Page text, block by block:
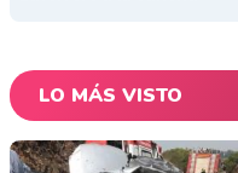
LO MÁS VISTO